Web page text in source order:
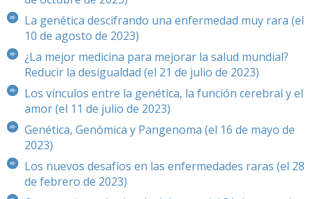
La genética descifrando una enfermedad muy rara (el
10 de agosto de 2023)
¿La mejor medicina para mejorar la salud mundial?
Reducir la desigualdad (el 21 de julio de 2023)
Los vínculos entre la genética, la función cerebral y el
amor (el 11 de julio de 2023)
Genética, Genómica y Pangenoma (el 16 de mayo de
2023)
Los nuevos desafíos en las enfermedades raras (el 28
de febrero de 2023)